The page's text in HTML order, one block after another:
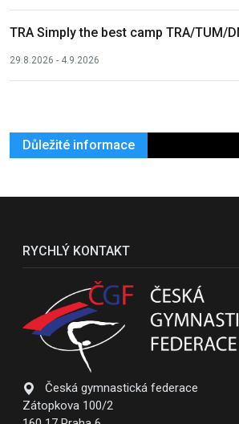
TRA Simply the best camp TRA/TUM/
29.8.2026 - 4.9.2026
Důležité informace
RYCHLÝ KONTAKT
Česká gymnastická federace
Zátopkova 100/2